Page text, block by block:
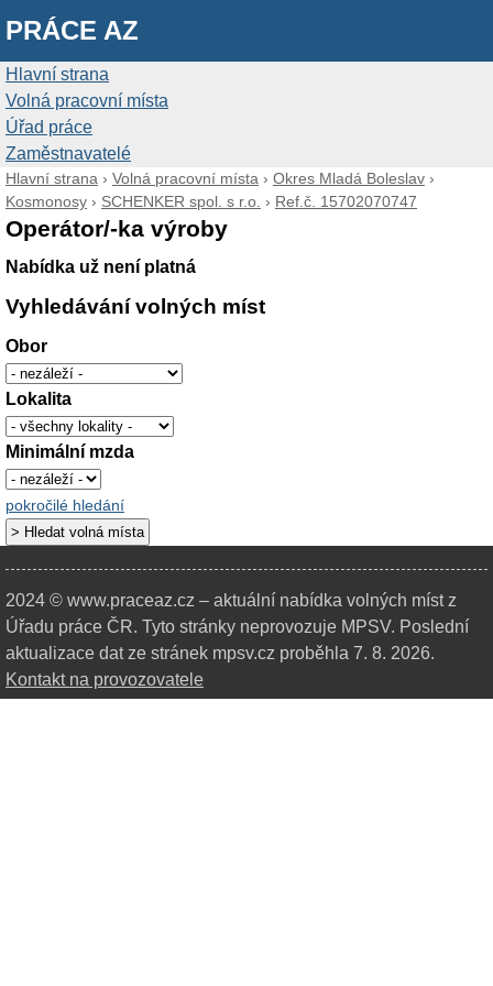
PRÁCE AZ
Hlavní strana
Volná pracovní místa
Úřad práce
Zaměstnavatelé
Hlavní strana › Volná pracovní místa › Okres Mladá Boleslav ›
Kosmonosy › SCHENKER spol. s r.o. › Ref.č. 15702070747
Operátor/-ka výroby
Nabídka už není platná
Vyhledávání volných míst
Obor
Lokalita
Minimální mzda
pokročilé hledání
2024 © www.praceaz.cz – aktuální nabídka volných míst z
Úřadu práce ČR. Tyto stránky neprovozuje MPSV. Poslední
aktualizace dat ze stránek mpsv.cz proběhla 7. 8. 2026.
Kontakt na provozovatele